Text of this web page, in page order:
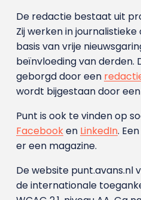
De redactie bestaat uit
Zij werken in
basis van vrije
beïnvloeding van derden.
geborgd door een
wordt bijgestaan door
Punt is ook te vinden op
Facebooken LinkedIn.
er een magazine.
De website punt.avans.nl
de internationale